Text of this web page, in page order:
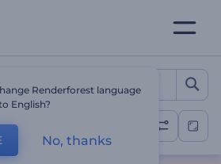
Vorlagen
Renderforest language
English?
No, thanks